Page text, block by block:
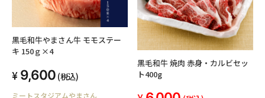
黒毛和牛やまさん牛 モモステー
キ 150ｇ×4
9,600 (税込)
ミートスタジアムやまさん
黒毛和牛 焼肉 赤身・カルビセッ
ト400g